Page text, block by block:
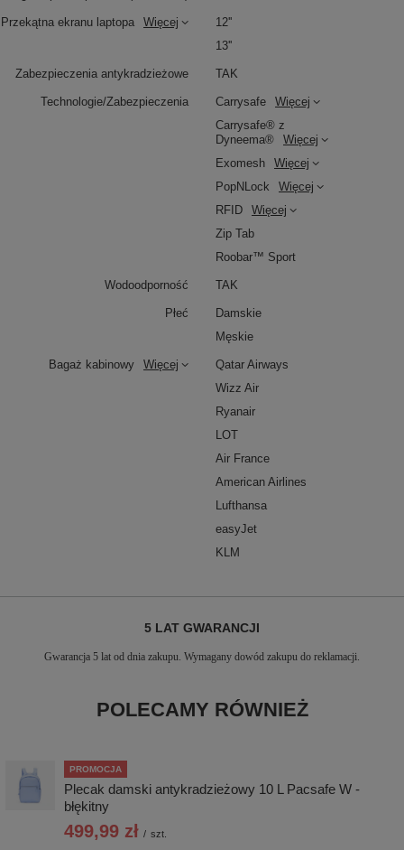
Przekątna ekranu laptopa Więcej
12''
13''
Zabezpieczenia antykradzieżowe TAK
Technologie/Zabezpieczenia Carrysafe
Więcej
Carrysafe® z
Dyneema®
Więcej
Exomesh
Więcej
PopNLock
Więcej
RFID
Więcej
Zip Tab
Roobar™ Sport
Wodoodporność TAK
Płeć
Damskie
Męskie
Bagaż kabinowy Więcej
Qatar Airways
Wizz Air
Ryanair
LOT
Air France
American Airlines
Lufthansa
easyJet
KLM
5 LAT GWARANCJI
Gwarancja 5 lat od dnia zakupu. Wymagany dowód zakupu do reklamacji.
POLECAMY RÓWNIEŻ
PROMOCJA
Plecak damski antykradzieżowy 10 L Pacsafe W -
błękitny
499,99 zł / szt.